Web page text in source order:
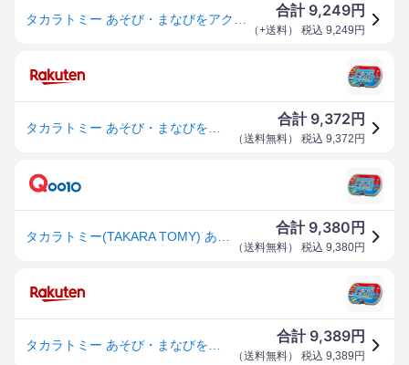
合計 9,249円
（+送料） 税込 9,249 円
合計 9,372 円
（送料無料） 税込 9,372 円
合計 9,380 円
（送料無料） 税込 9,380円
合計 9,389円
（送料無料） 税込 9,389 円